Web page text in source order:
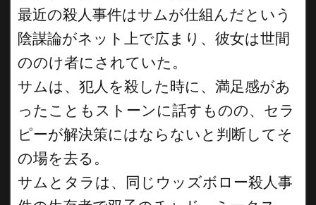
最近の殺人事件はサムが仕組んだという
陰謀論がネット上で広まり、彼女は世間
ののけ者にされていた。
サムは、犯人を殺した時に、満足感があ
ったこともストーンに話すものの、セラ
ピーが解決策にはならないと判断してそ
の場を去る。
サムとタラは、同じウッズボロー殺人事